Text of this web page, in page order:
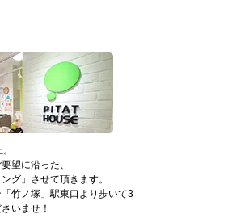
望に沿った、
グ」させて頂きます。
竹ノ塚」駅東口より歩いて3
いませ！